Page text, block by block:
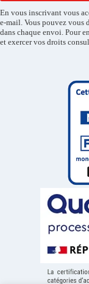
En vous inscrivant vous
e-mail. Vous pouvez vous
dans chaque envoi. Pour
et exercer vos droits